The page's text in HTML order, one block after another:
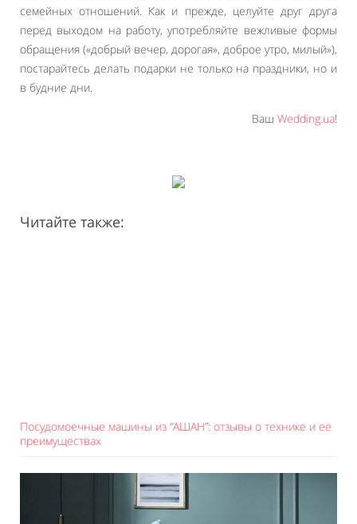
семейных отношений. Как и прежде, целуйте друг друга
перед выходом на работу, употребляйте вежливые формы
обращения («добрый вечер, дорогая», доброе утро, милый»),
постарайтесь делать подарки не только на праздники, но и
в будние дни.
Ваш Wedding.ua!
Читайте также:
Посудомоечные машины из “АШАН”: отзывы о технике и ее
преимуществах